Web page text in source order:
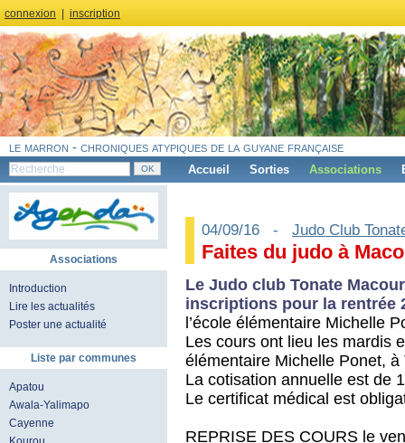
connexion inscription
le marron - chroniques atypiques de la guyane française
Accueil Sorties Associations
Associations
Introduction
Lire les actualités
Poster une actualité
Liste par communes
Apatou
Awala-Yalimapo
Cayenne
04/09/16 - Judo Club
Faites du judo à
Le Judo club Tonate
inscriptions pour la rentrée
l’école élémentaire Michelle
Les cours ont lieu les mardis
élémentaire Michelle Ponet, à
La cotisation annuelle est de
Le certificat médical est
REPRISE DES COURS le